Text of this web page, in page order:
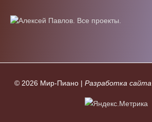
© 2026 Мир-Пиано| Разработка сайта